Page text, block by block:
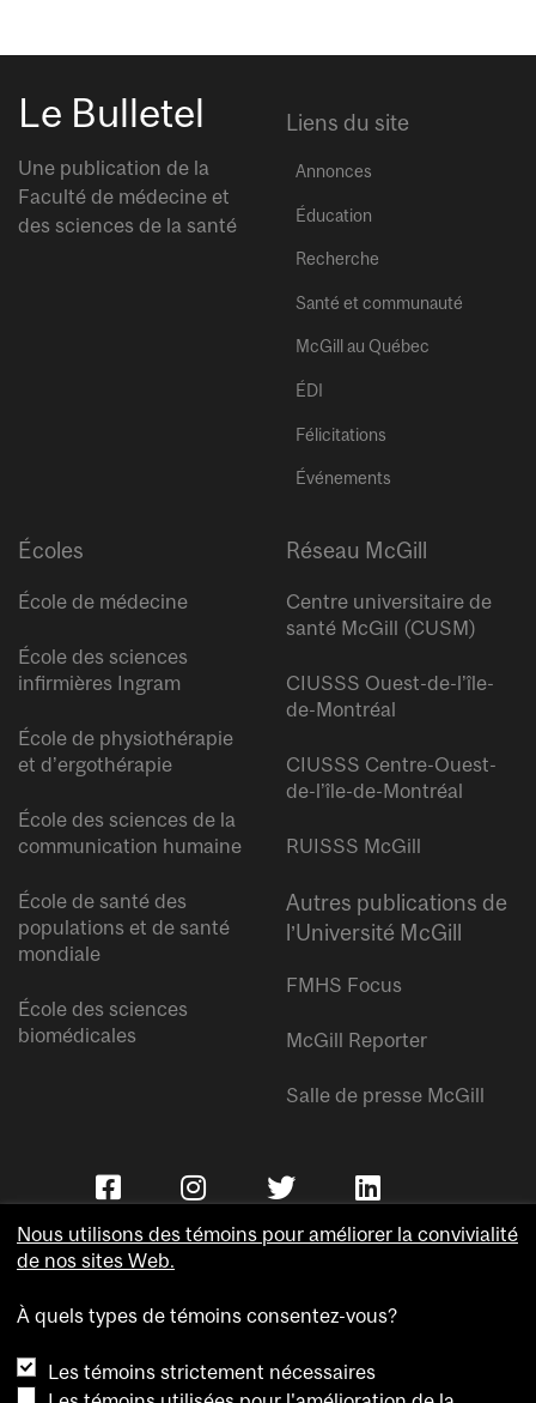
Le Bulletel
Une publication de la
Faculté de médecine et
des sciences de la santé
Liens du site
Annonces
Éducation
Recherche
Santé et communauté
McGill au Québec
ÉDI
Félicitations
Événements
Écoles
École de médecine
École des sciences
infirmières Ingram
École de physiothérapie
et d’ergothérapie
École des sciences de la
communication humaine
École de santé des
populations et de santé
mondiale
École des sciences
biomédicales
Réseau McGill
Centre universitaire de
santé McGill (CUSM)
CIUSSS Ouest-de-l’île-
de-Montréal
CIUSSS Centre-Ouest-
de-l’île-de-Montréal
RUISSS McGill
Autres publications de
l’Université McGill
FMHS Focus
McGill Reporter
Salle de presse McGill
Accessibilité
Nous utilisons des témoins pour améliorer la convivialité
de nos sites Web.
À quels types de témoins consentez-vous?
Les témoins strictement nécessaires